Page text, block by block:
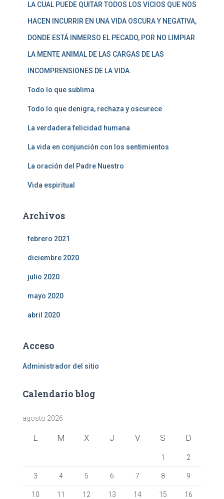
LA CUAL PUEDE QUITAR TODOS LOS VICIOS QUE NOS
HACEN INCURRIR EN UNA VIDA OSCURA Y NEGATIVA,
DONDE ESTÁ INMERSO EL PECADO, POR NO LIMPIAR
LA MENTE ANIMAL DE LAS CARGAS DE LAS
INCOMPRENSIONES DE LA VIDA.
Todo lo que sublima
Todo lo que denigra, rechaza y oscurece
La verdadera felicidad humana
La vida en conjunción con los sentimientos
La oración del Padre Nuestro
Vida espiritual
Archivos
febrero 2021
diciembre 2020
julio 2020
mayo 2020
abril 2020
Acceso
Administrador del sitio
Calendario blog
agosto 2026
L M X J V S D
1 2
3 4 5 6 7 8 9
10 11 12 13 14 15 16